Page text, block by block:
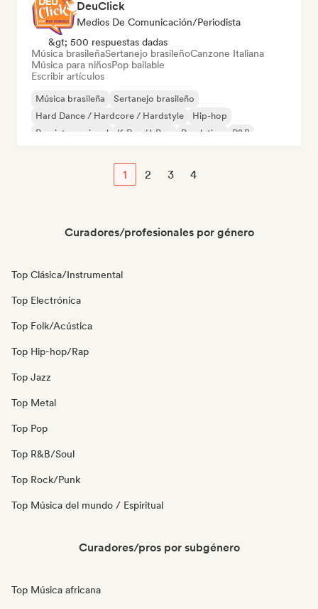
DeuClick
Medios De Comunicación/Periodista
&gt; 500 respuestas dadas
Música brasileñaSertanejo brasileñoCanzone Italiana
Música para niñosPop bailable
Escribir artículos
Música brasileña
Sertanejo brasileño
Hard Dance / Hardcore / Hardstyle
Hip-hop
Pop internacional
K-Pop/J-Pop Pop latino R&B
1 2 3 4
Curadores/profesionales por género
Top Clásica/Instrumental
Top Electrónica
Top Folk/Acústica
Top Hip-hop/Rap
Top Jazz
Top Metal
Top Pop
Top R&B/Soul
Top Rock/Punk
Top Música del mundo / Espiritual
Curadores/pros por subgénero
Top Música africana